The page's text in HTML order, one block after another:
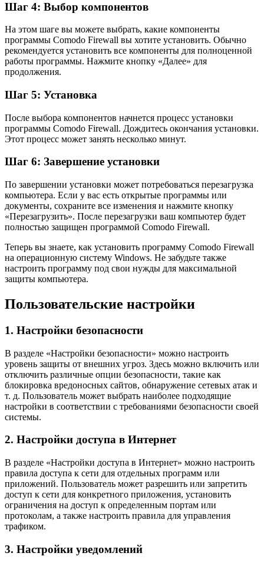
Шаг 4: Выбор компонентов
На этом шаге вы можете выбрать, какие компоненты
программы Comodo Firewall вы хотите установить. Обычно
рекомендуется установить все компоненты для полноценной
работы программы. Нажмите кнопку «Далее» для
продолжения.
Шаг 5: Установка
После выбора компонентов начнется процесс установки
программы Comodo Firewall. Дождитесь окончания установки.
Этот процесс может занять несколько минут.
Шаг 6: Завершение установки
По завершении установки может потребоваться перезагрузка
компьютера. Если у вас есть открытые программы или
документы, сохраните все изменения и нажмите кнопку
«Перезагрузить». После перезагрузки ваш компьютер будет
полностью защищен программой Comodo Firewall.
Теперь вы знаете, как установить программу Comodo Firewall
на операционную систему Windows. Не забудьте также
настроить программу под свои нужды для максимальной
защиты компьютера.
Пользовательские настройки
1. Настройки безопасности
В разделе «Настройки безопасности» можно настроить
уровень защиты от внешних угроз. Здесь можно включить или
отключить различные опции безопасности, такие как
блокировка вредоносных сайтов, обнаружение сетевых атак и
т. д. Пользователь может выбрать наиболее подходящие
настройки в соответствии с требованиями безопасности своей
системы.
2. Настройки доступа в Интернет
В разделе «Настройки доступа в Интернет» можно настроить
правила доступа к сети для отдельных программ или
приложений. Пользователь может разрешить или запретить
доступ к сети для конкретного приложения, установить
ограничения на доступ к определенным портам или
протоколам, а также настроить правила для управления
трафиком.
3. Настройки уведомлений